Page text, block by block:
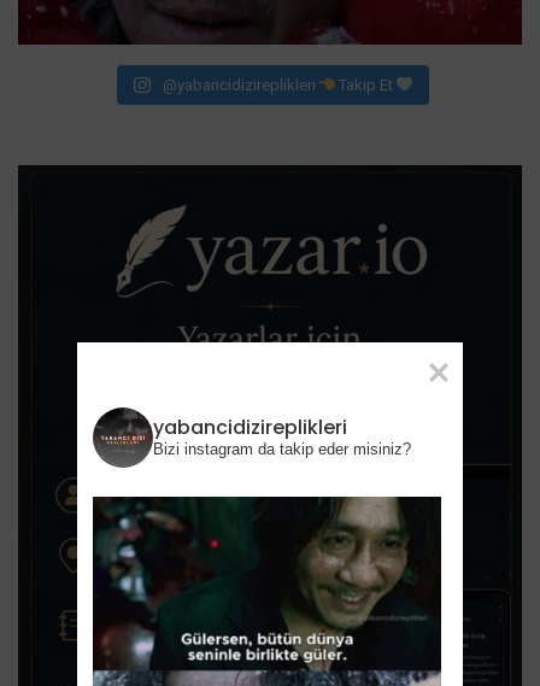
@yabancidizireplikleri Takip Et
yabancidizireplikleri
Bizi instagram da takip eder misiniz?